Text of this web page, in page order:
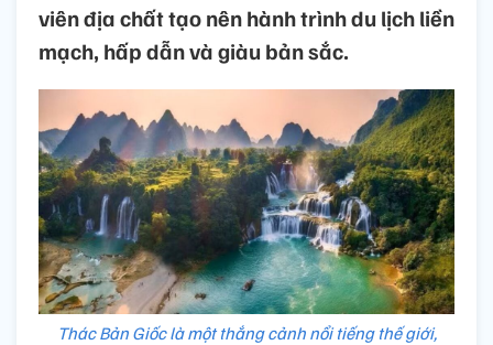
viên địa chất tạo nên hành trình du lịch liền
mạch, hấp dẫn và giàu bản sắc.
Thác Bản Giốc là một thắng cảnh nổi tiếng thế giới,